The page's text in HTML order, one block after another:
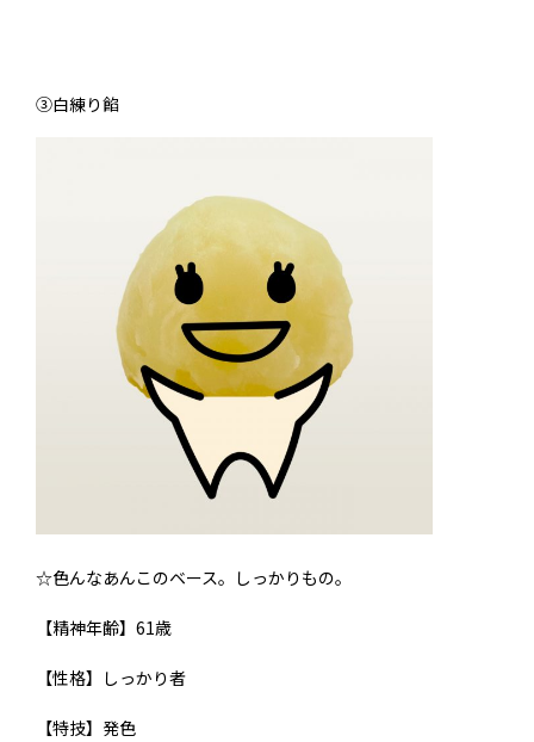
➂白練り餡
☆色んなあんこのベース。しっかりもの。
【精神年齢】61歳
【性格】しっかり者
【特技】発色